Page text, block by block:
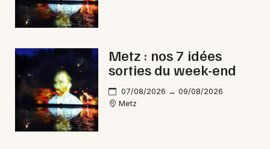
Metz : nos 7 idées
sorties du week-end
07/08/2026 → 09/08/2026
Metz